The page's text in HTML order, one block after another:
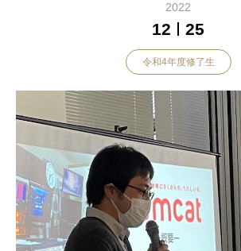
2022
12 25
令和4年度修了生